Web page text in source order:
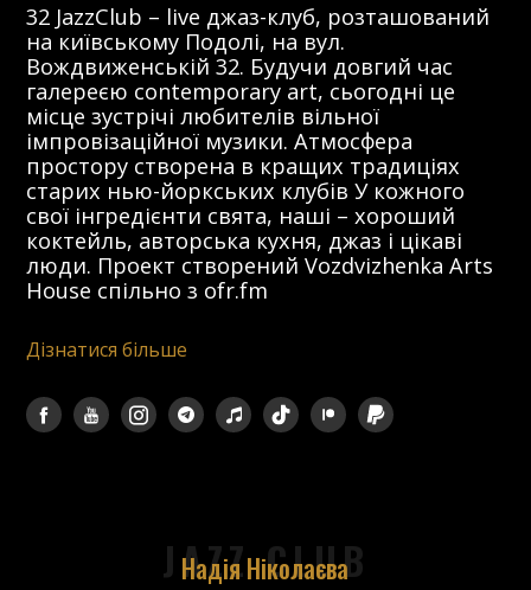
32 JazzClub – live джаз-клуб, розташований
на київському Подолі, на вул.
Вождвиженській 32. Будучи довгий час
галереєю contemporary art, сьогодні це
місце зустрічі любителів вільної
імпровізаційної музики. Атмосфера
простору створена в кращих традиціях
старих нью-йоркських клубів У кожного
свої інгредієнти свята, наші – хороший
коктейль, авторська кухня, джаз і цікаві
люди. Проект створений Vozdvizhenka Arts
House спільно з ofr.fm
Дізнатися більше
JAZZ CLUB
Надія Ніколаєва